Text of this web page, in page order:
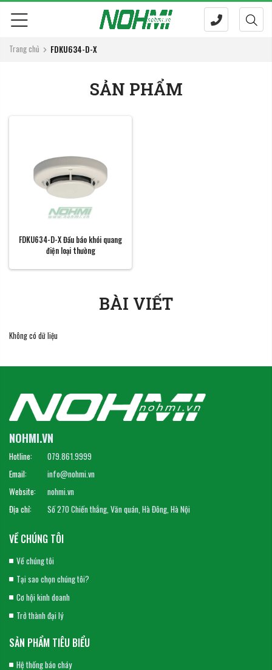
Trang chủ FDKU634-D-X
SẢN PHẨM
FDKU634-D-X Đầu báo khói quang
điện loại thường
BÀI VIẾT
Không có dữ liệu
NOHMI.VN
Hotline:
079.861.9999
Email:
info@nohmi.vn
Website:
nohmi.vn
Địa chỉ:
Số 270 Chiến thắng, Văn quán, Hà Đông, Hà Nội
VỀ CHÚNG TÔI
Về chúng tôi
Tại sao chọn chúng tôi?
Cơ hội kinh doanh
Trở thành đại lý
SẢN PHẨM TIÊU BIỂU
Hệ thống báo cháy